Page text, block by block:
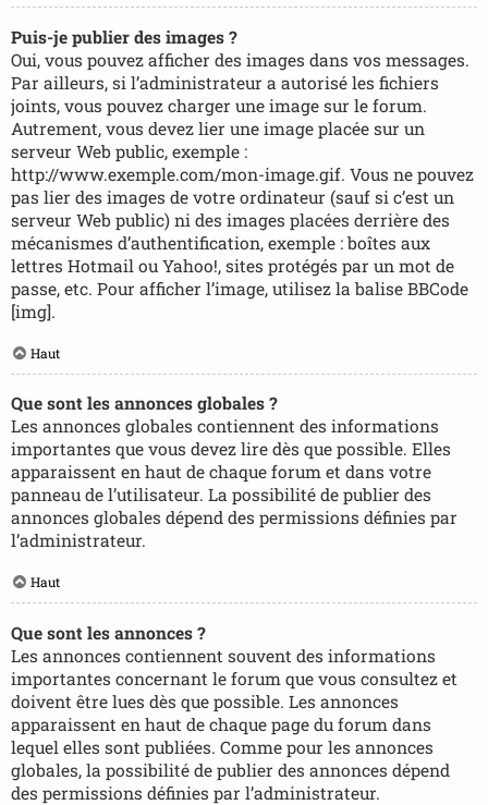
Puis-je publier des images ?
Oui, vous pouvez afficher des images dans vos messages.
Par ailleurs, si l’administrateur a autorisé les fichiers
joints, vous pouvez charger une image sur le forum.
Autrement, vous devez lier une image placée sur un
serveur Web public, exemple :
http://www.exemple.com/mon-image.gif. Vous ne pouvez
pas lier des images de votre ordinateur (sauf si c’est un
serveur Web public) ni des images placées derrière des
mécanismes d’authentification, exemple : boîtes aux
lettres Hotmail ou Yahoo!, sites protégés par un mot de
passe, etc. Pour afficher l’image, utilisez la balise BBCode
[img].
Haut
Que sont les annonces globales ?
Les annonces globales contiennent des informations
importantes que vous devez lire dès que possible. Elles
apparaissent en haut de chaque forum et dans votre
panneau de l’utilisateur. La possibilité de publier des
annonces globales dépend des permissions définies par
l’administrateur.
Haut
Que sont les annonces ?
Les annonces contiennent souvent des informations
importantes concernant le forum que vous consultez et
doivent être lues dès que possible. Les annonces
apparaissent en haut de chaque page du forum dans
lequel elles sont publiées. Comme pour les annonces
globales, la possibilité de publier des annonces dépend
des permissions définies par l’administrateur.